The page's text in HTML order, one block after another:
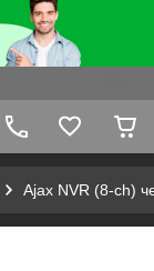
Ajax NVR (8-ch)